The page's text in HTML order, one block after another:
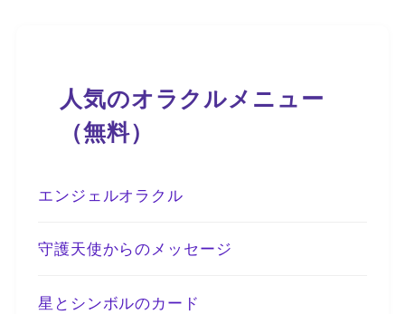
人気のオラクルメニュー
（無料）
エンジェルオラクル
守護天使からのメッセージ
星とシンボルのカード